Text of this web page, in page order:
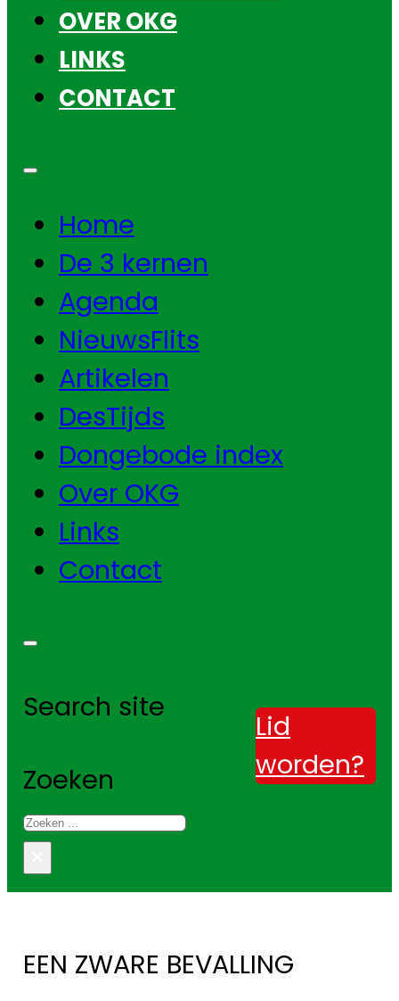
OVER OKG
LINKS
CONTACT
Home
De 3 kernen
Agenda
NieuwsFlits
Artikelen
DesTijds
Dongebode index
Over OKG
Links
Contact
Search site
Zoeken
Lid
worden?
EEN ZWARE BEVALLING